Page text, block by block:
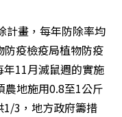
計畫，每年防除率均
疫檢疫局植物防疫
11月滅鼠週的實施
農地施用0.8至1公斤
1/3，地方政府籌措